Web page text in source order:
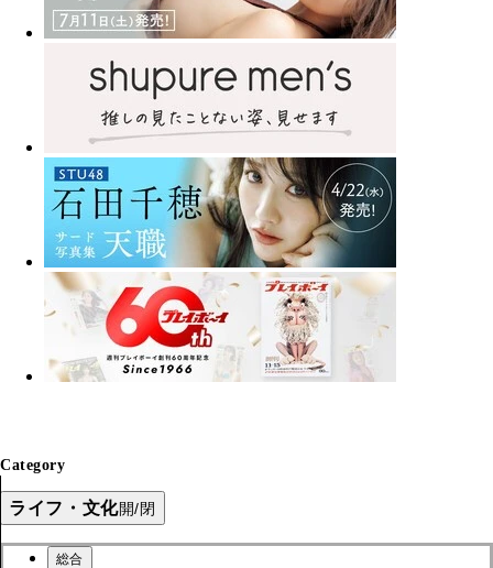
Category
ライフ・文化開/閉
総合